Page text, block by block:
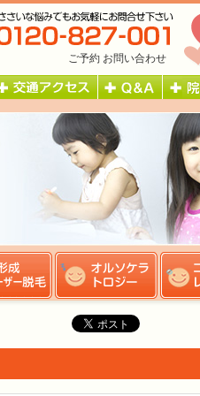
ご予約 お問い合わせ